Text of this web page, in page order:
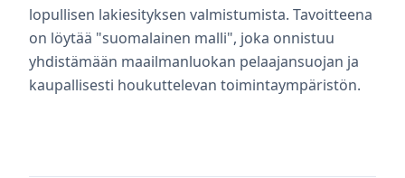
lopullisen lakiesityksen valmistumista. Tavoitteena
on löytää "suomalainen malli", joka onnistuu
yhdistämään maailmanluokan pelaajansuojan ja
kaupallisesti houkuttelevan toimintaympäristön.